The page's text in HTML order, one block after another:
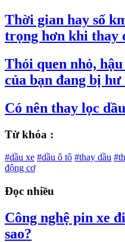
Thời gian hay số
trọng hơn khi thay
Thói quen nhỏ,
của bạn đang bị
Có nên thay lọc
Từ khóa :
#dầu xe #dầu ô tô #thay dầu
động cơ
Đọc nhiều
Công nghệ pin xe
sao?